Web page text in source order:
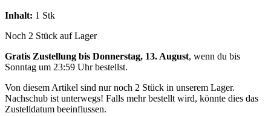
Inhalt: 1 Stk
Noch 2 Stück auf Lager
Gratis Zustellung bis Donnerstag, 13. August, wenn du bis
Sonntag um 23:59 Uhrbestellst.
Von diesem Artikel sind nur noch 2 Stück in unserem Lager.
Nachschub ist unterwegs! Falls mehr bestellt wird, könnte dies das
Zustelldatum beeinflussen.